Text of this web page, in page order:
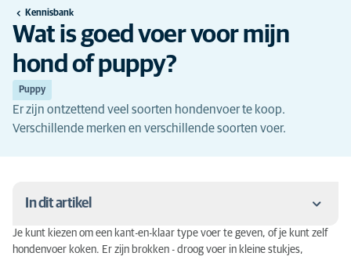
Kennisbank
Wat is goed voer voor mijn
hond of puppy?
Puppy
Er zijn ontzettend veel soorten hondenvoer te koop.
Verschillende merken en verschillende soorten voer.
In dit artikel
Honden zijn geen wolven
Je kunt kiezen om een kant-en-klaar type voer te geven, of je kunt zelf
hondenvoer koken. Er zijn brokken - droog voer in kleine stukjes,